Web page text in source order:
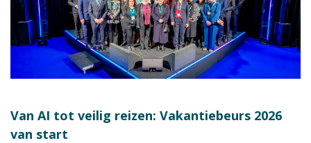
Van AI tot veilig reizen: Vakantiebeurs 2026
van start